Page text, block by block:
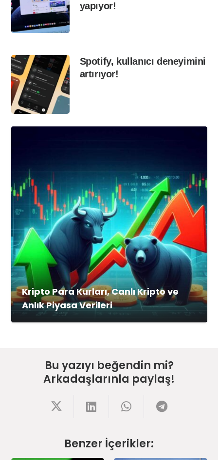
yapıyor!
Spotify, kullanıcı deneyimini
artırıyor!
Kripto Para Kurları, Canlı Kripto ve
Anlık Piyasa Verileri
Bu yazıyı beğendin mi?
Arkadaşlarınla paylaş!
Benzer İçerikler: